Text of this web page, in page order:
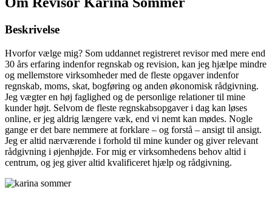
Beskrivelse
Hvorfor vælge mig? Som uddannet registreret revisor med mere end
30 års erfaring indenfor regnskab og revision, kan jeg hjælpe mindre
og mellemstore virksomheder med de fleste opgaver indenfor
regnskab, moms, skat, bogføring og anden økonomisk rådgivning.
Jeg vægter en høj faglighed og de personlige relationer til mine
kunder højt. Selvom de fleste regnskabsopgaver i dag kan løses
online, er jeg aldrig længere væk, end vi nemt kan mødes. Nogle
gange er det bare nemmere at forklare – og forstå – ansigt til ansigt.
Jeg er altid nærværende i forhold til mine kunder og giver relevant
rådgivning i øjenhøjde. For mig er virksomhedens behov altid i
centrum, og jeg giver altid kvalificeret hjælp og rådgivning.